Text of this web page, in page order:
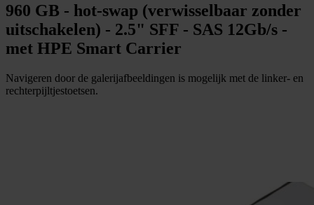
960 GB - hot-swap (verwisselbaar zonder
uitschakelen) - 2.5" SFF - SAS 12Gb/s -
met HPE Smart Carrier
Navigeren door de galerijafbeeldingen is mogelijk met de linker- en
rechterpijltjestoetsen.